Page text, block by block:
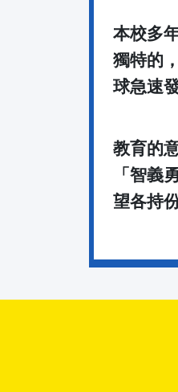
本校多
獨特的
球急速
教育的
「智義
望各持